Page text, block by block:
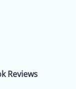
Reviews